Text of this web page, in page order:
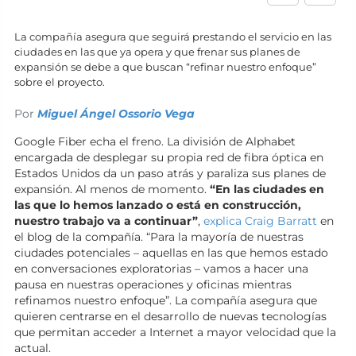
La compañía asegura que seguirá prestando el servicio en las
ciudades en las que ya opera y que frenar sus planes de
expansión se debe a que buscan “refinar nuestro enfoque”
sobre el proyecto.
Por Miguel Ángel Ossorio Vega
Google Fiber echa el freno. La división de Alphabet
encargada de desplegar su propia red de fibra óptica en
Estados Unidos da un paso atrás y paraliza sus planes de
expansión. Al menos de momento. “En las ciudades en
las que lo hemos lanzado o está en construcción,
nuestro trabajo va a continuar”, explica Craig Barratt en
el blog de la compañía. “Para la mayoría de nuestras
ciudades potenciales – aquellas en las que hemos estado
en conversaciones exploratorias – vamos a hacer una
pausa en nuestras operaciones y oficinas mientras
refinamos nuestro enfoque”. La compañía asegura que
quieren centrarse en el desarrollo de nuevas tecnologías
que permitan acceder a Internet a mayor velocidad que la
actual.